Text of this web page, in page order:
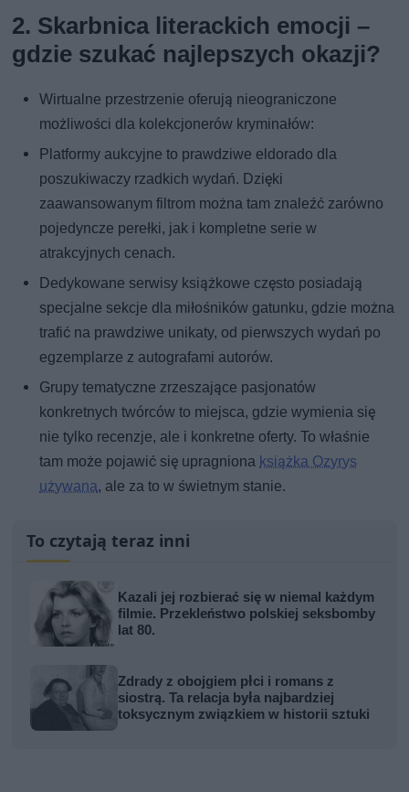
2. Skarbnica literackich emocji –
gdzie szukać najlepszych okazji?
Wirtualne przestrzenie oferują nieograniczone
możliwości dla kolekcjonerów kryminałów:
Platformy aukcyjne to prawdziwe eldorado dla
poszukiwaczy rzadkich wydań. Dzięki
zaawansowanym filtrom można tam znaleźć zarówno
pojedyncze perełki, jak i kompletne serie w
atrakcyjnych cenach.
Dedykowane serwisy książkowe często posiadają
specjalne sekcje dla miłośników gatunku, gdzie można
trafić na prawdziwe unikaty, od pierwszych wydań po
egzemplarze z autografami autorów.
Grupy tematyczne zrzeszające pasjonatów
konkretnych twórców to miejsca, gdzie wymienia się
nie tylko recenzje, ale i konkretne oferty. To właśnie
tam może pojawić się upragniona książka Ozyrys
używana, ale za to w świetnym stanie.
To czytają teraz inni
Kazali jej rozbierać się w niemal każdym
filmie. Przekleństwo polskiej seksbomby
lat 80.
Zdrady z obojgiem płci i romans z
siostrą. Ta relacja była najbardziej
toksycznym związkiem w historii sztuki